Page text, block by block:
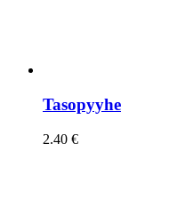
Tasopyyhe
2.40 €